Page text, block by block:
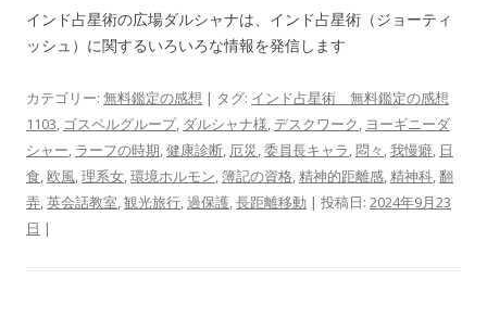
インド占星術の広場ダルシャナは、インド占星術（ジョーティ
ッシュ）に関するいろいろな情報を発信します
カテゴリー: 無料鑑定の感想 | タグ: インド占星術 無料鑑定の感想
1103, ゴスペルグループ, ダルシャナ様, デスクワーク, ヨーギニーダ
シャー, ラーフの時期,健康診断, 厄災,委員長キャラ,悶々 ,我慢癖, 日
食,欧風,理系女,環境ホルモン,簿記の資格,精神的距離感,精神科,翻
弄,英会話教室,観光旅行,過保護,長距離移動 | 投稿日: 2024年9月23
日 |